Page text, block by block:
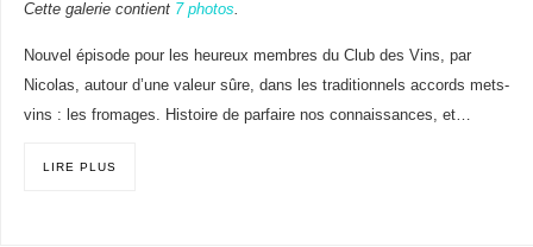
Cette galerie contient 7 photos.
Nouvel épisode pour les heureux membres du Club des Vins, par
Nicolas, autour d’une valeur sûre, dans les traditionnels accords mets-
vins : les fromages. Histoire de parfaire nos connaissances, et…
LIRE PLUS